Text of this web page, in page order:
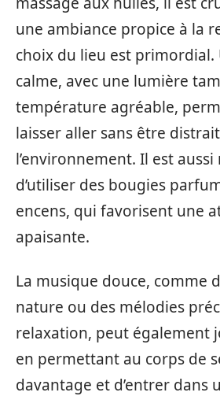
une ambiance propice à la
choix du lieu est primordial.
calme, avec une lumière
température agréable,
laisser aller sans être
l’environnement. Il est
d’utiliser des bougies
encens, qui favorisent une
apaisante.
La musique douce, comme
nature ou des mélodies
relaxation, peut également
en permettant au corps de
davantage et d’entrer dans